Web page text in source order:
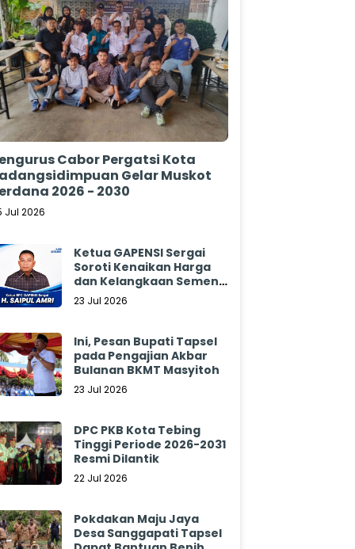
Cabor Pergatsi Kota
Gelar Muskot
2026 - 2030
Jul 2026
Ketua GAPENSI Sergai
Soroti Kenaikan Harga
dan Kelangkaan Semen,
Minta Pemerintah
23 Jul 2026
Ini, Pesan Bupati Tapsel
pada Pengajian Akbar
Bulanan BKMT Masyitoh
23 Jul 2026
DPC PKB Kota Tebing
Tinggi Periode 2026-2031
Resmi Dilantik
22 Jul 2026
Pokdakan Maju Jaya
Desa Sanggapati Tapsel